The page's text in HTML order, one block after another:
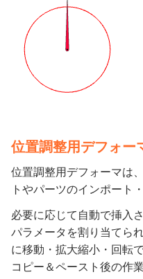
位置調整用デフォー
位置調整用デフォーマは
トやパーツのインポート
必要に応じて自動で挿入さ
パラメータを割り当てら
に移動・拡大縮小・回転
コピー＆ペースト後の作